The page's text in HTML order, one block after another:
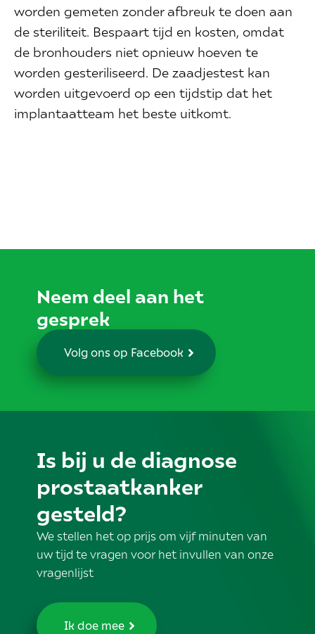
worden gemeten zonder afbreuk te doen aan
de steriliteit. Bespaart tijd en kosten, omdat
de bronhouders niet opnieuw hoeven te
worden gesteriliseerd. De zaadjestest kan
worden uitgevoerd op een tijdstip dat het
implantaatteam het beste uitkomt.
Neem deel aan het
gesprek
Volg ons op Facebook
Is bij u de diagnose
prostaatkanker
gesteld?
We stellen het op prijs om vijf minuten van
uw tijd te vragen voor het invullen van onze
vragenlijst
Ik doe mee